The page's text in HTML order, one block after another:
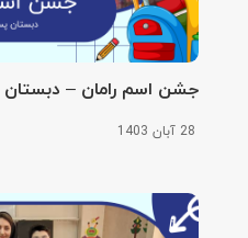
جشن اسم رامان – دبستان
28 آبان 1403